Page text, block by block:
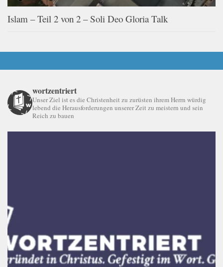
Islam – Teil 2 von 2 – Soli Deo Gloria Talk
wortzentriert
Unser Ziel ist es die Christenheit zu zurüsten ihrem Herrn würdig
lebend die Herausforderungen unserer Zeit zu meistern und sein
Reich zu bauen